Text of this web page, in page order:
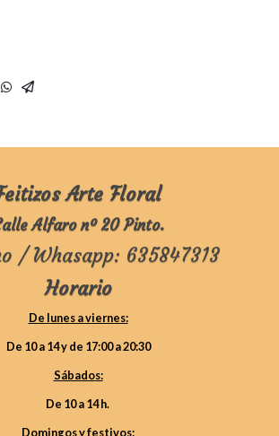
Arte Floral
Alfaro nº 20 Pinto.
/ Whasapp: 635847313
Horario
De lunes a viernes:
De 10 a 14 y de 17:00 a 20:30
Sábados:
De 10 a 14 h.
Domingos y festivos: